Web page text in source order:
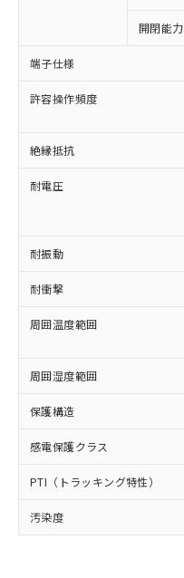
開閉能
端子仕様
許容操作頻度
絶縁抵抗
耐電圧
耐振動
耐衝撃
周囲温度範囲
周囲湿度範囲
保護構造
感電保護クラス
PTI（トラッキング特性）
汚染度
以下の条件をお
本サービス
商品の当社
(税抜)を提
当社制御機
本サービス
ことをご了
在庫状況お
記載してい
タに基づき
覧された時
準価格とは
正式な納期
様のお取引
ムロン制御
オムロン制
販売
ください。
在庫状況お
事前の承諾
示しないよ
マイパーツ
対応予定なし：
定はありません。
調査・確認中：
非含有の対応状況
非該当品：ライ
害物質有無と関係
仕入先様の事情
いたものが、含
むを得ず変更す
鉛(Pb) 1000ppm以下
六価クロム(Cr(Ⅵ))
類(PBB) 1000ppm以
(PBDE) 1000ppm以下
ル) (DEHP)(別名：
ルベンジル（BBP）
（DBP） 1000ppm以
(DIBP) 1000ppm以下
但し、RoHS指令で産
フタル酸エステル類の
図的な使用がないこと
※2 対応予定月
部品在庫の切り
月が前後すること
※1 中国
「○」：最大均
基準値以下である
「×」：最大均
基準値を超えて
「－」：未確認
Cr(Ⅵ)(六価クロム) :
ニル類) : 1000ppm、
ル類) : 1000ppm、
DBP(フタル酸ジブチ
イソブチル) :
ル) : 1000ppm、
※2 環境保護使
「ｅ」：有害物質
準値以下である
「10」：通常の
質が外部に漏えい
当社は、こ
為替および
（以下｢規
または国外
国政府の輸
可)を取得
当社は規制
全に破砕す
いよう必要
当社は貴社
ル、化学兵
武器並びに
使用いたしま
当社は、貴
場合は、上
該第三者に
販売先およ
法に輸出す
○ 一定数
一定数
在庫な
いては
たはお
機器販
認くださ
受注生